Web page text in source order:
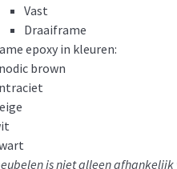
Vast
Draaiframe
epoxy in kleuren:
brown
is niet alleen